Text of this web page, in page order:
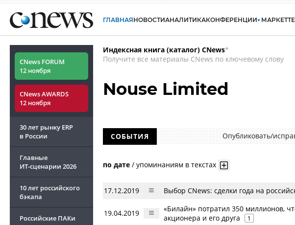
ГЛАВНАЯНОВОСТИАНАЛИТИКАКОНФЕРЕНЦИИ МАРКЕТ
CNews FORUM
12 ноября
CNews AWARDS
12 ноября
30 лет рынку ERP
в России
Главные
ИТ-сценарии 2026
10 лет российского
бэкапа
Российские ПАКи
Индексная книга (каталог) CNews*
Получите все материалы CNews по ключевому слову
Nouse Limited
СОБЫТИЯ Опубликовать/
по дате / упоминаниям в текстах
17.12.2019 Выбор CNews: сделки года на
19.04.2019
«Билайн» потратил 350 миллионов,
акционера и его друга
1